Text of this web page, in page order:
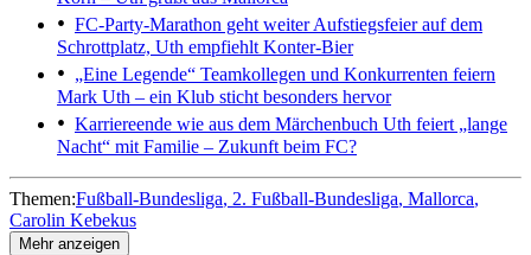
FC-Party-Marathon geht weiterAufstiegsfeier auf dem
Schrottplatz, Uth empfiehlt Konter-Bier
„Eine Legende“ Teamkollegen und Konkurrenten feiern
Mark Uth – ein Klub sticht besonders hervor
Karriereende wie aus dem Märchenbuch Uth feiert „lange
Nacht“ mit Familie – Zukunft beim FC?
Themen:Fußball-Bundesliga 2. Fußball-Bundesliga Mallorca
Carolin Kebekus
Mehr anzeigen